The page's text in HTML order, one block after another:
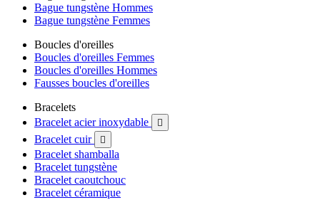
Bague tungstène Hommes
Bague tungstène Femmes
Boucles d'oreilles
Boucles d'oreilles Femmes
Boucles d'oreilles Hommes
Fausses boucles d'oreilles
Bracelets
Bracelet acier inoxydable

Bracelet cuir 
Bracelet shamballa
Bracelet tungstène
Bracelet caoutchouc
Bracelet céramique